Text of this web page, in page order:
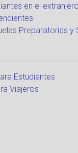
en el extranjero
Preparatorias y
Estudiantes
Viajeros